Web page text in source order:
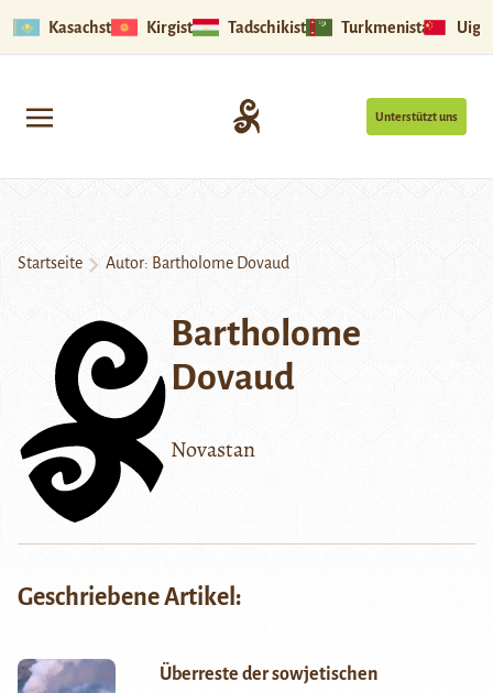
Kasachstan Kirgistan Tadschikistan Turkmenistan
Unterstützt uns
Startseite Autor: Bartholome Dovaud
Bartholome
Dovaud
Novastan
Geschriebene Artikel:
Überreste der sowjetischen